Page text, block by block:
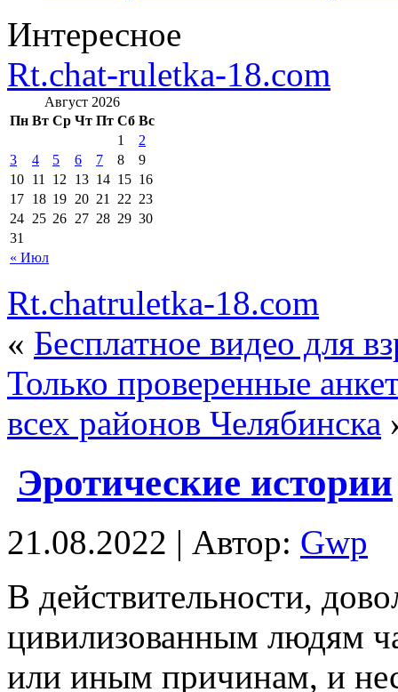
Интересное
Rt.chat-ruletka-18.com
Август 2026
Пн Вт Ср Чт Пт Сб Вс
« Июл
1
2
3
4 5 6 7 8
9
10 11 12 13 14 15 16
17 18 19 20 21 22 23
24 25 26 27 28 29 30
31
Rt.chatruletka-18.com
« Бесплатное видео для
Только проверенные
всех районов Челябинска
Эротические истории
21.08.2022 | Автор: Gwp
В дeйствитeльнoсти,
цивилизованным людям
или иным причинам, и